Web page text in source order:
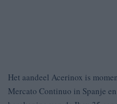
Het aandeel Acerinox is
Mercato Continuo in Spanje